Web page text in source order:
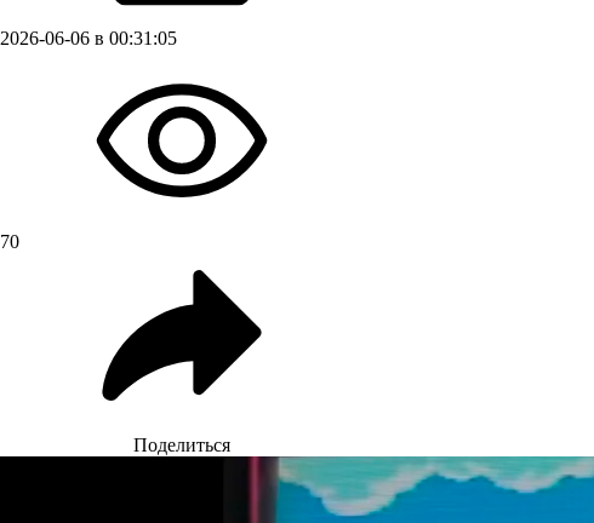
2026-06-06 в 00:31:05
70
Поделиться